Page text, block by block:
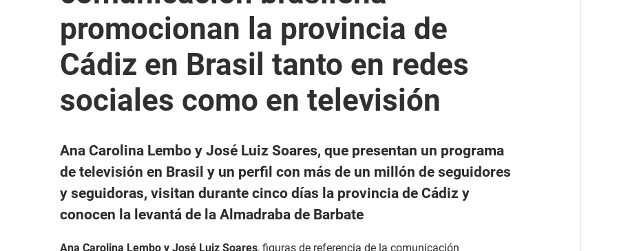
promocionan la provincia de
Cádiz en Brasil tanto en redes
sociales como en televisión
Ana Carolina Lembo y José Luiz Soares, que presentan un programa
de televisión en Brasil y un perfil con más de un millón de seguidores
y seguidoras, visitan durante cinco días la provincia de Cádiz y
conocen la levantá de la Almadraba de Barbate
Ana Carolina Lembo y José Luiz Soares, figuras de referencia de la comunicación